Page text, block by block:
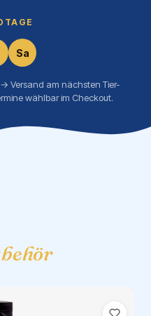
Sa
Versand am nächsten Tier-
wählbar im Checkout.